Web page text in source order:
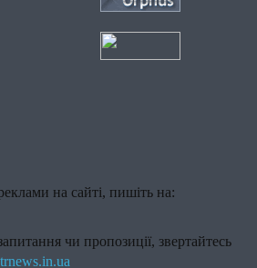
на сайті, пишіть на:
чи пропозиції, звертайтесь